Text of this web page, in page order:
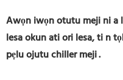
Awọn iwọn otutu meji ni a
lesa okun ati ori lesa, ti n
pẹlu ojutu chiller meji.